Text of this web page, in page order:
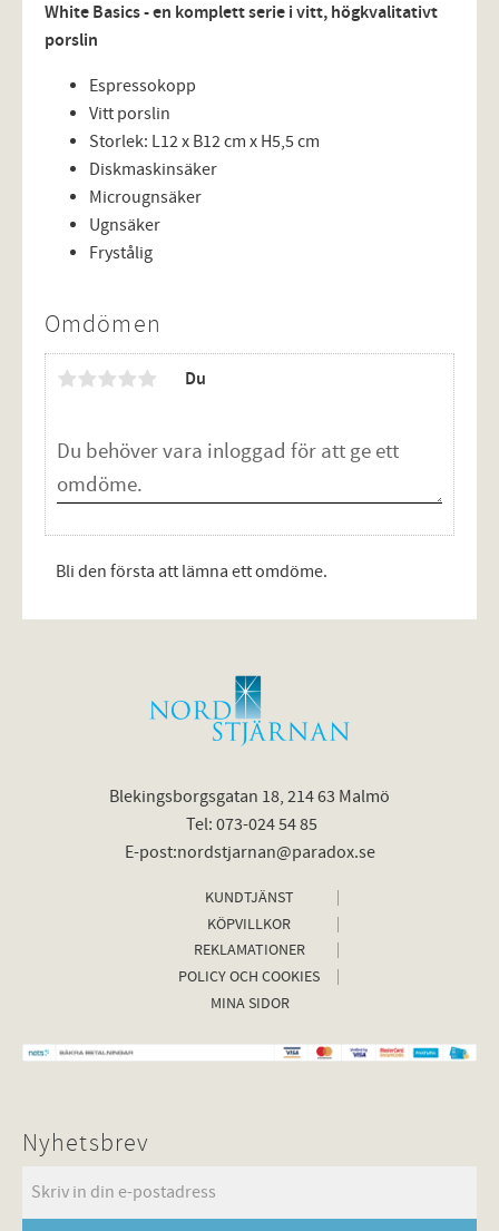
White Basics - en komplett serie i vitt, högkvalitativt
porslin
Espressokopp
Vitt porslin
Storlek: L12 x B12 cm x H5,5 cm
Diskmaskinsäker
Microugnsäker
Ugnsäker
Frystålig
Omdömen
Du
Bli den första att lämna ett omdöme.
Blekingsborgsgatan 18, 214 63 Malmö
Tel: 073-024 54 85
E-post:nordstjarnan@paradox.se
KUNDTJÄNST
KÖPVILLKOR
REKLAMATIONER
POLICY OCH COOKIES
MINA SIDOR
Nyhetsbrev